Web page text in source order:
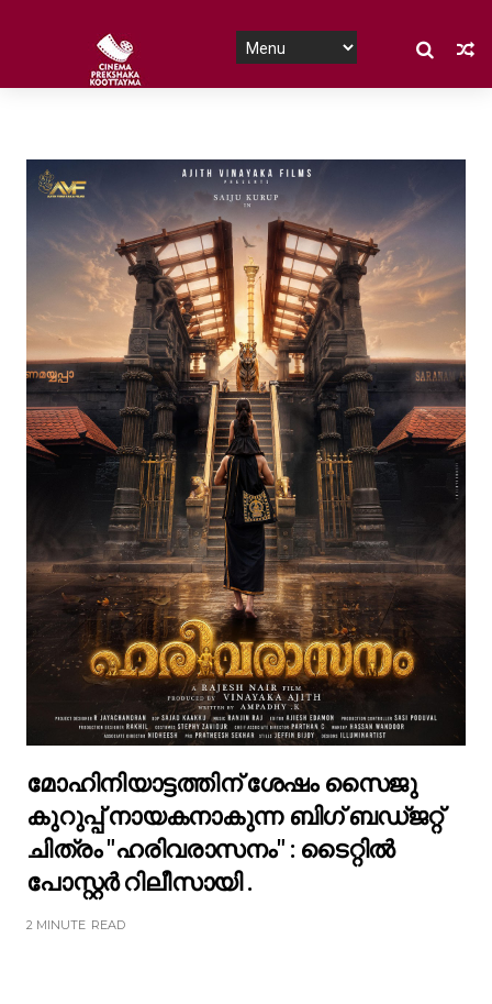
മോഹിനിയാട്ടത്തിന് ശേഷം സൈജു
കുറുപ്പ് നായകനാകുന്ന ബിഗ് ബഡ്ജറ്റ്
ചിത്രം "ഹരിവരാസനം" : ടൈറ്റിൽ
പോസ്റ്റർ റിലീസായി .
2 MINUTE READ